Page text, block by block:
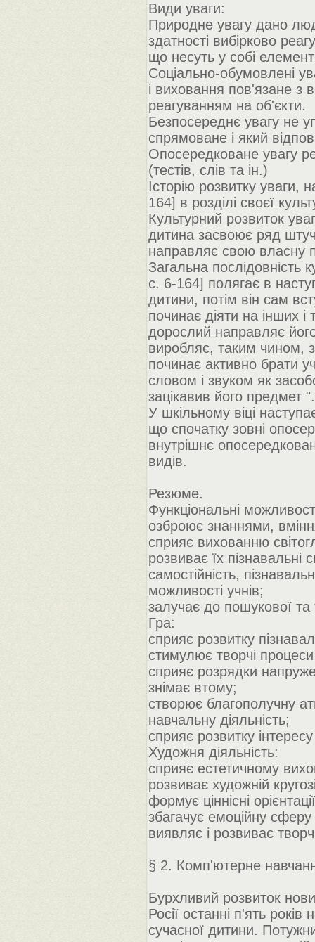
Види уваги:
Природне увагу дано
здатності вибірково
що несуть у собі
Соціально-обумовлені
і виховання пов'язане з
реагуванням на об'єкти.
Безпосереднє увагу не
спрямоване і який
Опосередковане увагу
(тестів, слів та ін.)
Історію розвитку
164] в розділі своєї
Культурний розвиток
дитина засвоює ряд
направляє свою власну
Загальна послідовність
c. 6-164] полягає в
дитини, потім він сам
починає діяти на інших і
дорослий направляє
виробляє, таким чином,
починає активно брати
словом і звуком як
зацікавив його предмет ".
У шкільному віці
що спочатку зовні
внутрішнє
видів.
Резюме.
Функціональні
озброює знаннями,
сприяє вихованню
розвиває їх пізнавальні
самостійність,
можливості учнів;
залучає до пошукової та
Гра:
сприяє розвитку
стимулює творчі процеси
сприяє розрядки
знімає втому;
створює благополучну
навчальну діяльність;
сприяє розвитку
Художня діяльність:
сприяє естетичному
розвиває художній
формує ціннісні
збагачує емоційну
виявляє і розвиває
§ 2. Комп'ютерне
Бурхливий розвиток
Росії останні п'ять
сучасної дитини.